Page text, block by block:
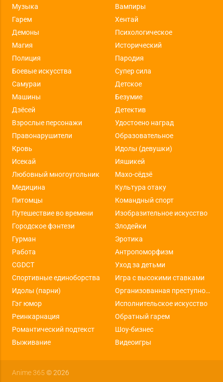
Музыка
Вампиры
Гарем
Хентай
Демоны
Психологическое
Магия
Исторический
Полиция
Пародия
Боевые искусства
Супер сила
Самураи
Детское
Машины
Безумие
Дзёсей
Детектив
Взрослые персонажи
Удостоено наград
Правонарушители
Образовательное
Кровь
Идолы (девушки)
Исекай
Ияшикей
Любовный многоугольник
Махо-сёдзё
Медицина
Культура отаку
Питомцы
Командный спорт
Путешествие во времени
Изобразительное искусство
Городское фэнтези
Злодейки
Гурман
Эротика
Работа
Антропоморфизм
CGDCT
Уход за детьми
Спортивные единоборства
Игра с высокими ставками
Идолы (парни)
Организованная преступность
Гэг юмор
Исполнительское искусство
Реинкарнация
Обратный гарем
Романтический подтекст
Шоу-бизнес
Выживание
Видеоигры
Anime 365 © 2026